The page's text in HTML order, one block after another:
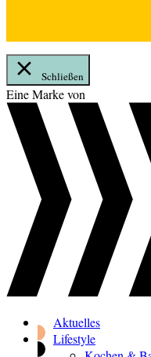
Schließen
Zum
Inhalt
springen
Eine Marke von
Aktuelles
Lifestyle